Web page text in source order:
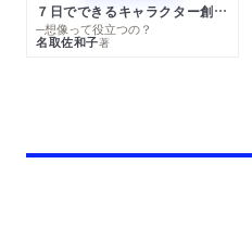
７日でできるキャラクター創作入門
─想像って役立つの？
名取佐和子著